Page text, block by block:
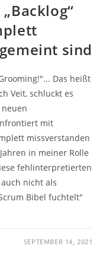
sind
Das heißt
Veit, schluckt es
mit
missverstanden
in meiner Rolle
fehlinterpretierten
nicht als
Bibel fuchtelt"
SEPTEMBER 14, 2021